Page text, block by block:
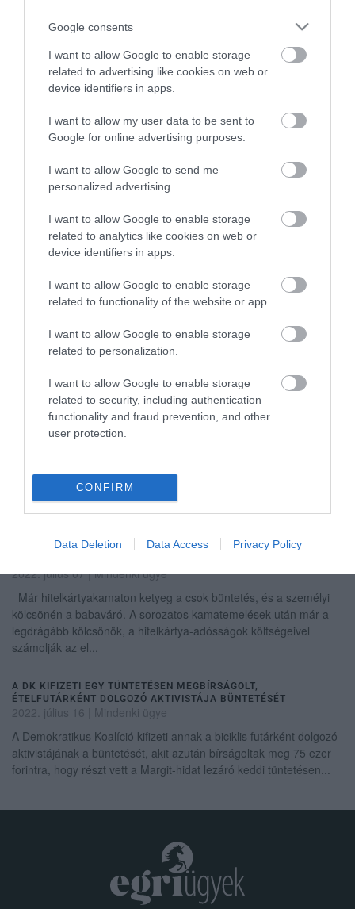
Google consents
I want to allow Google to enable storage
related to advertising like cookies on web or
device identifiers in apps.
I want to allow my user data to be sent to
Google for online advertising purposes.
I want to allow Google to send me
personalized advertising.
I want to allow Google to enable storage
related to analytics like cookies on web or
device identifiers in apps.
I want to allow Google to enable storage
related to functionality of the website or app.
I want to allow Google to enable storage
related to personalization.
I want to allow Google to enable storage
related to security, including authentication
functionality and fraud prevention, and other
user protection.
CONFIRM
Data Deletion Data Access Privacy Policy
2021. december 23|Mindenki ügye
Több szempontból is emlékezetes volt a parlament idei utolsó
ülésnapja. Nem csak azért, mert például újabb fél évvel
meghosszabbították a veszélyhelyzetet, hanem Jakab Péter és
NEM FIZETETT JOGDÍJAT, MEGBÜNTETTÉK AZ EGRI
2022. január 21 |Riasztó
A szerzői jogok megsértésével csaknem egymillió forintos vagyoni
hátrányt okozott az a 31 éves nő, akivel szemben ezért az Egri
Járási Ügyészség nemrégiben vádat emelt. A vádirat szerint a
JOGTALANUL BÜNTETTÉK MEG A SZIVÁRVÁNYCSALÁDOKAT
SZEREPELTETŐ MESEKÖNYV FORGALMAZÓJÁT
2022. március 17 |Mindenki ügye
Van olyan könyvesbolt Magyarországon, ahol csak a pult alól
lehet meleg karaktereket is megjelenítő kiadványokat vásárolni,
polcra ...
2 MILLIÓ FORINTRA BÜNTETTÉK KOZSÓT ÁRAMLOPÁSÉRT
2022. április 14|Mindenki ügye
Központi Kerületi Bíróság folytatólagosan elkövetett lopás és
felbujtóként elkövetett bélyeg-hamisítás bűntette miatt 2 millió
HAJMERESZTŐ BÜNTETÉS FENYEGETI A CSOKOSOKAT, HA
2022. július 07|Mindenki ügye
Már hitelkártyakamaton ketyeg a csok büntetés, és a személyi
kölcsönén a babaváró. A sorozatos kamatemelések után már a
legdrágább kölcsönök, a hitelkártya-adósságok költségeivel
számolják az el...
A DK KIFIZETI EGY TÜNTETÉSEN MEGBÍRSÁGOLT,
ÉTELFUTÁRKÉNT DOLGOZÓ AKTIVISTÁJA BÜNTETÉSÉT
2022. július 16
Mindenki ügye
A Demokratikus Koalíció kifizeti annak a biciklis futárként dolgozó
aktivistájának a büntetését, akit azután bírságoltak meg 75 ezer
forintra, hogy részt vett a Margit-hidat lezáró keddi tüntetésen...